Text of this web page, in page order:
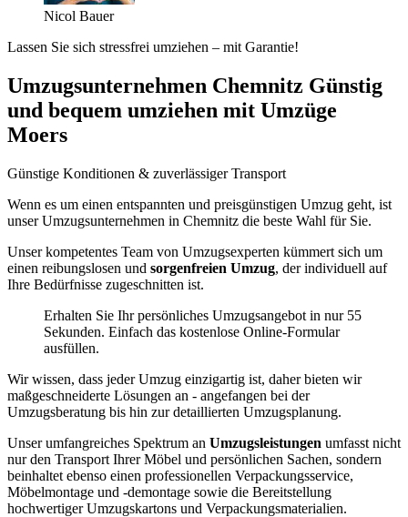
Nicol Bauer
Lassen Sie sich stressfrei umziehen – mit Garantie!
Umzugsunternehmen Chemnitz Günstig
und bequem umziehen mit Umzüge
Moers
Günstige Konditionen & zuverlässiger Transport
Wenn es um einen entspannten und preisgünstigen Umzug geht, ist
unser Umzugsunternehmen in Chemnitz die beste Wahl für Sie.
Unser kompetentes Team von Umzugsexperten kümmert sich um
einen reibungslosen und sorgenfreien Umzug, der individuell auf
Ihre Bedürfnisse zugeschnitten ist.
Erhalten Sie Ihr persönliches Umzugsangebot in nur 55
Sekunden. Einfach das kostenlose Online-Formular
ausfüllen.
Wir wissen, dass jeder Umzug einzigartig ist, daher bieten wir
maßgeschneiderte Lösungen an - angefangen bei der
Umzugsberatung bis hin zur detaillierten Umzugsplanung.
Unser umfangreiches Spektrum an Umzugsleistungen umfasst nicht
nur den Transport Ihrer Möbel und persönlichen Sachen, sondern
beinhaltet ebenso einen professionellen Verpackungsservice,
Möbelmontage und -demontage sowie die Bereitstellung
hochwertiger Umzugskartons und Verpackungsmaterialien.